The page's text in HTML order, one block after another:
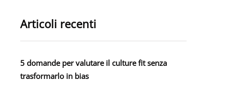
Articoli recenti
5 domande per valutare il culture fit senza
trasformarlo in bias